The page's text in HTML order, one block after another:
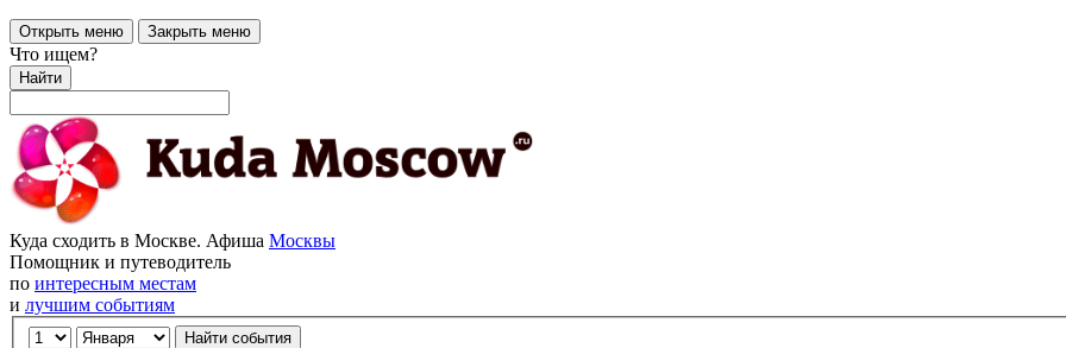
Открыть меню Закрыть меню
Что ищем?
Найти
Куда сходить в Москве. Афиша Москвы
Помощник и путеводитель
по интересным местам
и лучшим событиям